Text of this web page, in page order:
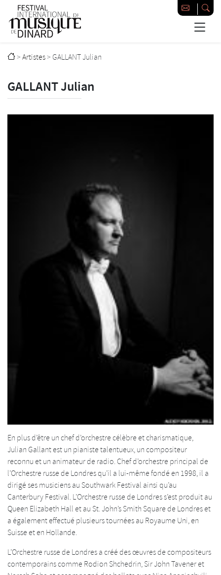
Passer au contenu principal
Festival international de musique de Dinard
>Artistes> GALLANT Julian
GALLANT Julian
En plus d’être un chef d’orchestre célèbre et charismatique,
Julian Gallant est un pianiste talentueux, un compositeur
reconnu et un animateur de radio. Chef d’orchestre principal de
l’Orchestre russe de Londres qu’il a lui-même fondé en 1998, il a
dirigé ses musiciens au Southwark Festival ainsi qu’au
Canterbury Festival. L’Orchestre russe de Londres s’est produit au
Queen Elizabeth Hall et au St. John’s Smith Square de Londres et
a également effectué plusieurs tournées au Royaume Uni, en
Suisse et en Hollande.
L’Orchestre russe de Londres a créé des œuvres de compositeurs
contemporains comme Rodion Shchedrin, Sir John Tavener et